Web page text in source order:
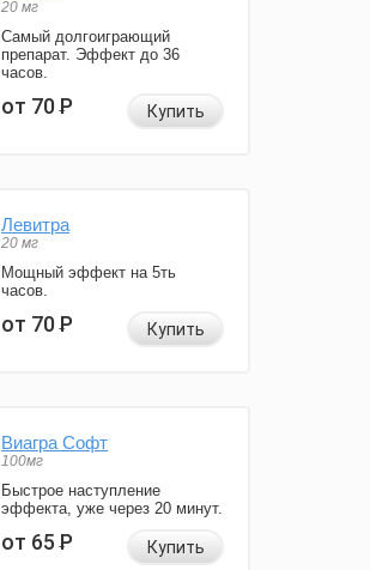
20 мг
Самый долгоиграющий
препарат. Эффект до 36
часов.
от 70Р Купить
Левитра
20 мг
Мощный эффект на 5ть
часов.
от 70Р Купить
Виагра Софт
100мг
Быстрое наступление
эффекта, уже через 20 минут.
от 65Р Купить